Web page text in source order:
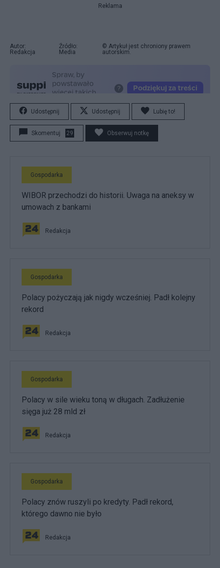
Reklama
Autor:
Redakcja
Źródło:
Media
© Artykuł jest chroniony prawem
autorskim.
Udostępnij Udostępnij Lubię to!
Skomentuj 29 Obserwuj notkę
Gospodarka
WIBOR przechodzi do historii. Uwaga na aneksy w
umowach z bankami
Redakcja
Gospodarka
Polacy pożyczają jak nigdy wcześniej. Padł kolejny
rekord
Redakcja
Gospodarka
Polacy w sile wieku toną w długach. Zadłużenie
sięga już 28 mld zł
Redakcja
Gospodarka
Polacy znów ruszyli po kredyty. Padł rekord,
którego dawno nie było
Redakcja